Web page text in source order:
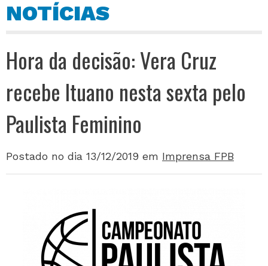
NOTÍCIAS
Hora da decisão: Vera Cruz
recebe Ituano nesta sexta pelo
Paulista Feminino
Postado no dia 13/12/2019 em Imprensa FPB